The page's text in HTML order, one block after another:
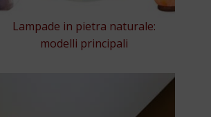
Lampade in pietra naturale:
modelli principali